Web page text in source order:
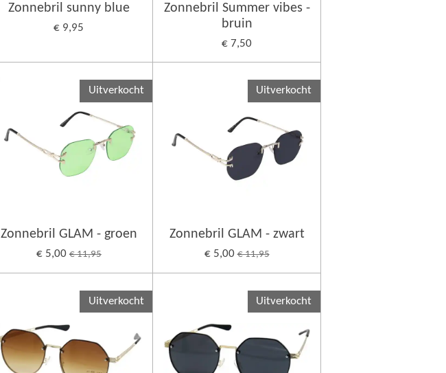
Zonnebril sunny blue
€ 9,95
Zonnebril Summer vibes -
bruin
€ 7,50
Uitverkocht
Zonnebril GLAM - groen
€ 5,00 € 11,95
Uitverkocht
Zonnebril GLAM - zwart
€ 5,00 € 11,95
Uitverkocht Uitverkocht